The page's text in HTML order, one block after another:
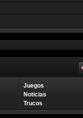
Juegos
Noticias
Trucos